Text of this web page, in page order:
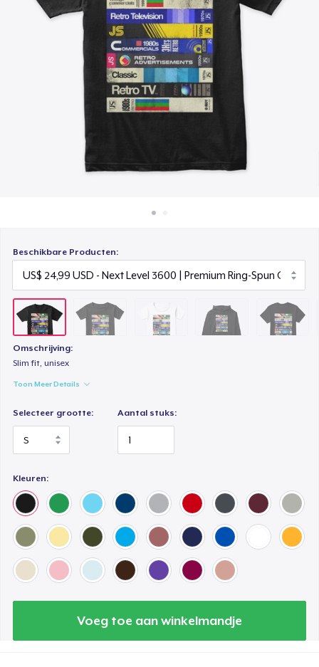
Verkoop overal
Verkoop alles
Beschikbare Producten:
Omschrijving:
Slim fit, unisex
Toon Meer Details
Selecteer grootte: Aantal stuks:
Kleuren:
Voeg toe aan winkelmandje
Toddler Classic Tee
US$ 27,59
Unisex Classic Pullover Hoodie
US$ 42,99
US$ 24,99
US$ 47,99
Triblend Tee
US$ 26,99
US$ 36,99
Women's Classic Tee
US$ 24,99
Women's Premium V-Neck Tee
US$ 26,99
US$ 24,99